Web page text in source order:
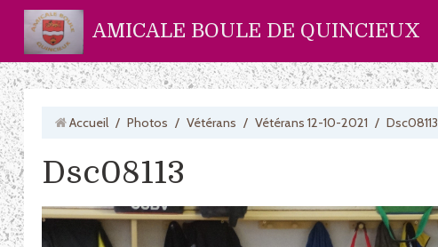
AMICALE BOULE DE QUINCIEUX
Accueil / Photos / Vétérans / Vétérans 12-10-2021 / Dsc08113
Dsc08113